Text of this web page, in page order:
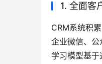
1. 全面客
CRM系统积
企业微信、
学习模型基